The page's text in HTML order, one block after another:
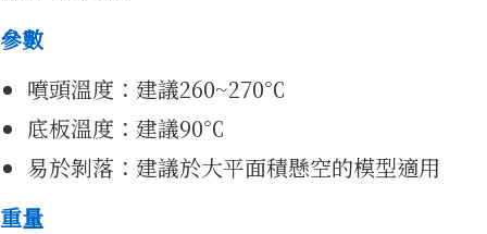
源
參數
噴頭溫度：建議260~270℃
底板溫度：建議90℃
易於剝落：建議於大平面積懸空的模型適用
重量